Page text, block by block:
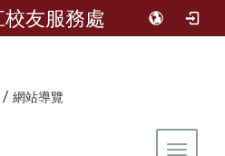
校友服務處
/ 網站導覽
Toggle